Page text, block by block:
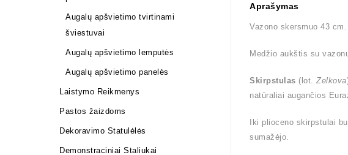
Aprašymas
Vazono skersmuo 43 cm.
Medžio aukštis su
Skirpstulas (lot. Zelkova
natūraliai augančios
Iki plioceno skirpstulai
sumažėjo.
Augalų apšvietimo tvirtinami
šviestuvai
Augalų apšvietimo lemputės
Augalų apšvietimo panelės
Laistymo Reikmenys
Pastos žaizdoms
Dekoravimo Statulėlės
Demonstraciniai Staliukai